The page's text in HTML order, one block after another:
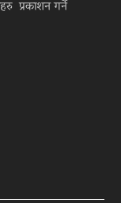
प्रकाशन गर्ने